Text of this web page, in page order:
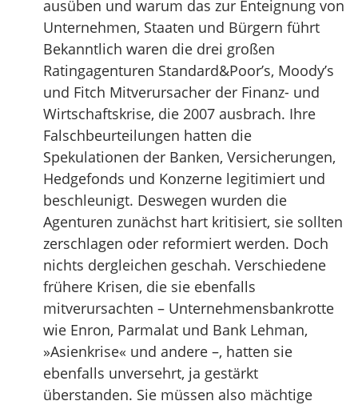
­ausüben und warum das zur Enteignung von
Unternehmen, Staaten und Bürgern führt
Bekanntlich waren die drei großen
Ratingagenturen Standard&Poor’s, Moody’s
und Fitch Mitverursacher der Finanz- und
Wirtschaftskrise, die 2007 ausbrach. Ihre
Falschbeurteilungen hatten die
Spekulationen der Banken, Versicherungen,
Hedgefonds und Konzerne legitimiert und
beschleunigt. Deswegen wurden die
Agenturen zunächst hart kritisiert, sie sollten
zerschlagen oder reformiert werden. Doch
nichts dergleichen geschah. Verschiedene
frühere Krisen, die sie ebenfalls
mitverursachten – Unternehmensbankrotte
wie Enron, Parmalat und Bank Lehman,
»Asienkrise« und andere –, hatten sie
ebenfalls unversehrt, ja gestärkt
überstanden. Sie müssen also mächtige